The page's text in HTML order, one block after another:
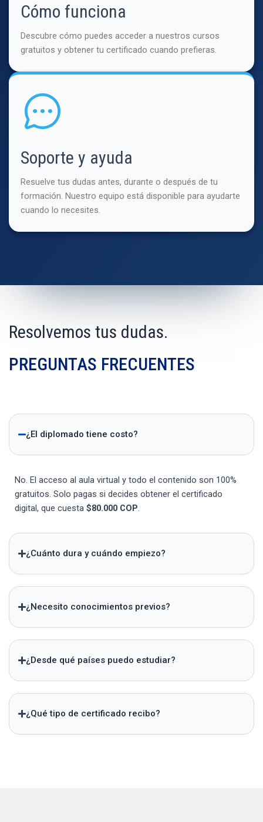
Cómo funciona
Descubre cómo puedes acceder a nuestros cursos
gratuitos y obtener tu certificado cuando prefieras.
Soporte y ayuda
Resuelve tus dudas antes, durante o después de tu
formación. Nuestro equipo está disponible para ayudarte
cuando lo necesites.
Resolvemos tus dudas.
PREGUNTAS FRECUENTES
¿El diplomado tiene costo?
No. El acceso al aula virtual y todo el contenido son 100%
gratuitos. Solo pagas si decides obtener el certificado
digital, que cuesta $80.000 COP.
¿Cuánto dura y cuándo empiezo?
¿Necesito conocimientos previos?
¿Desde qué países puedo estudiar?
¿Qué tipo de certificado recibo?